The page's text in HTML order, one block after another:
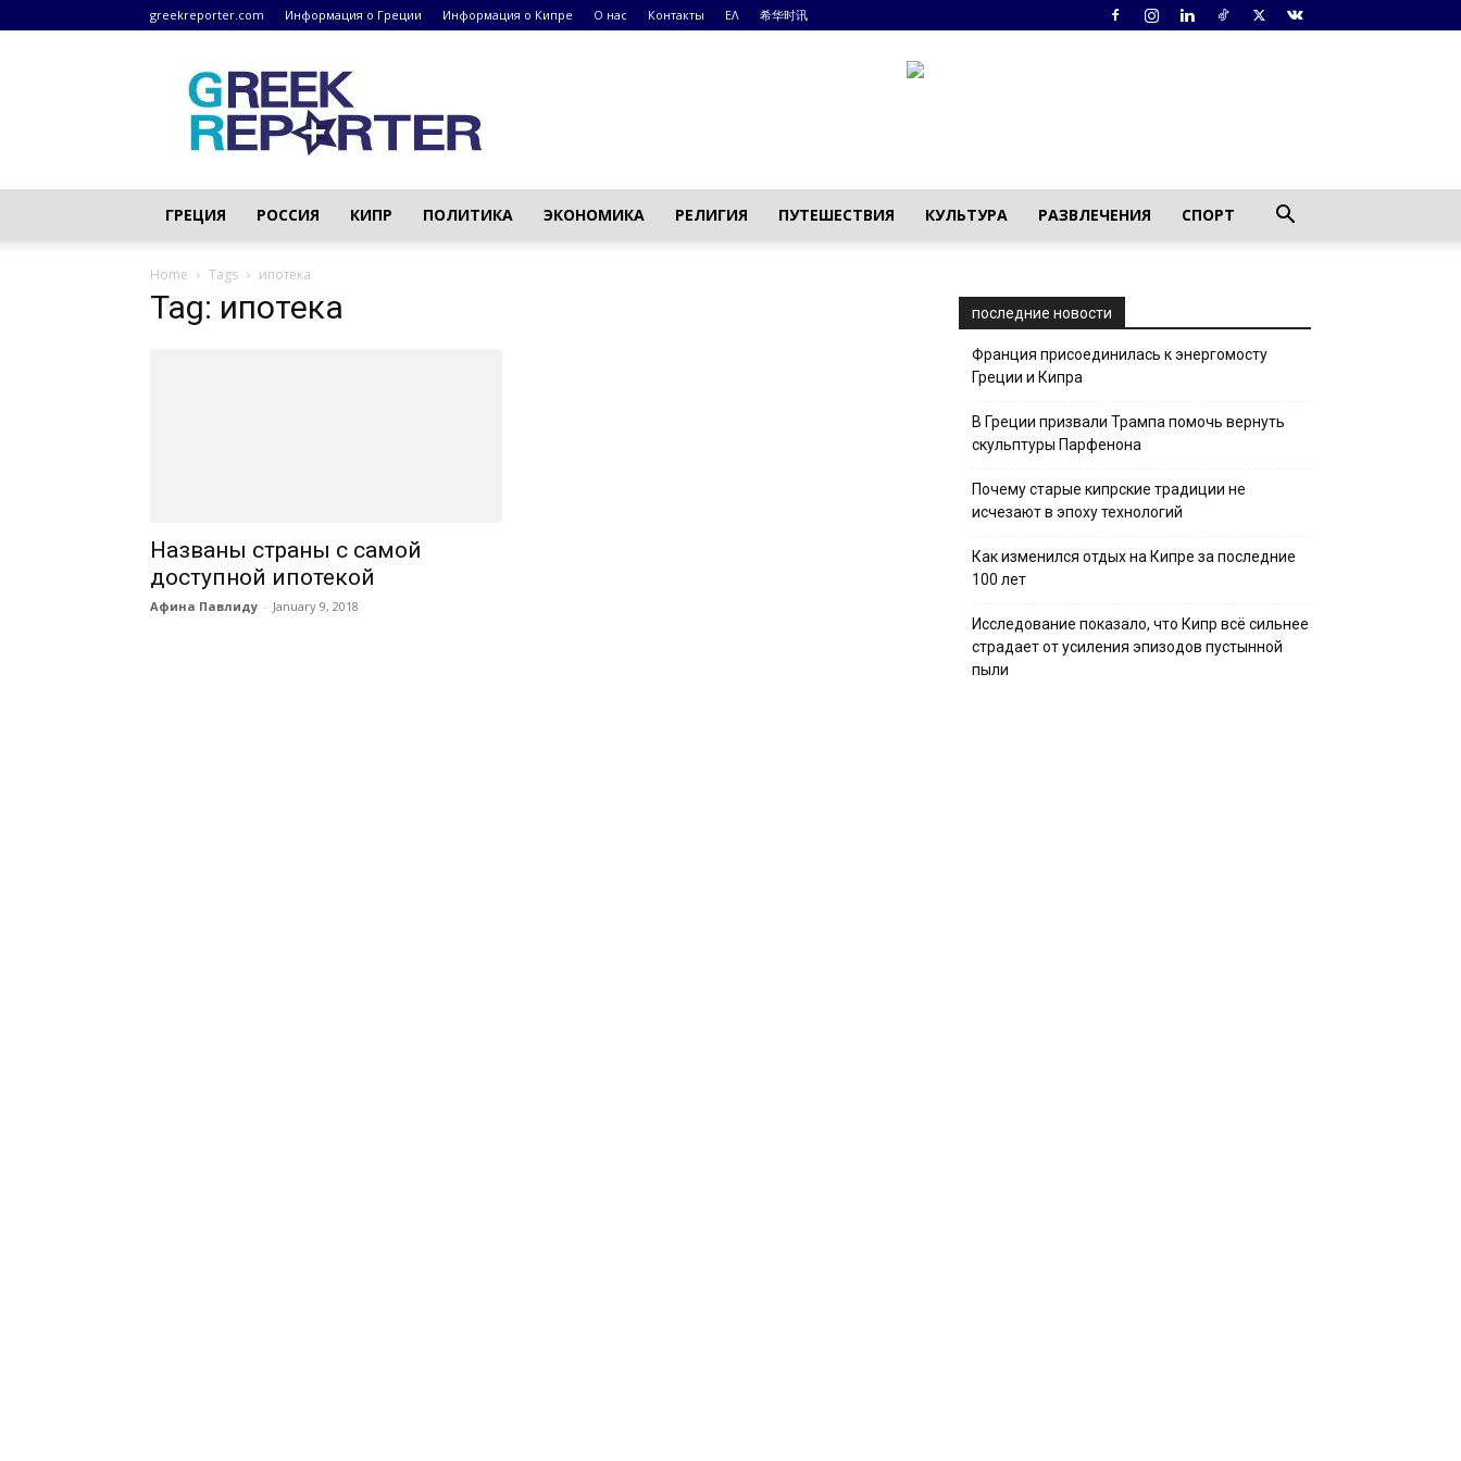
greekreporter.com Информация о Греции Информация о Кипре О нас Контакты ΕΛ 希华时讯
Греческие
новости
–
greekreporter.com
ГРЕЦИЯ РОССИЯ КИПР ПОЛИТИКА ЭКОНОМИКА РЕЛИГИЯ ПУТЕШЕСТВИЯ КУЛЬТУРА РАЗВЛЕЧЕНИЯ СПОРТ
Home Tags ипотека
Tag: ипотека
Названы страны с самой
доступной ипотекой
Афина Павлиду - January 9, 2018
последние новости
Франция присоединилась к энергомосту
Греции и Кипра
В Греции призвали Трампа помочь вернуть
скульптуры Парфенона
Почему старые кипрские традиции не
исчезают в эпоху технологий
Как изменился отдых на Кипре за последние
100 лет
Исследование показало, что Кипр всё сильнее
страдает от усиления эпизодов пустынной
пыли